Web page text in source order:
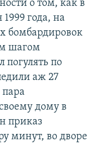
о том, как в
года, на
бомбардировок
шагом
погулять по
аж 27
пара
дому в
приказ
минут, во дворе